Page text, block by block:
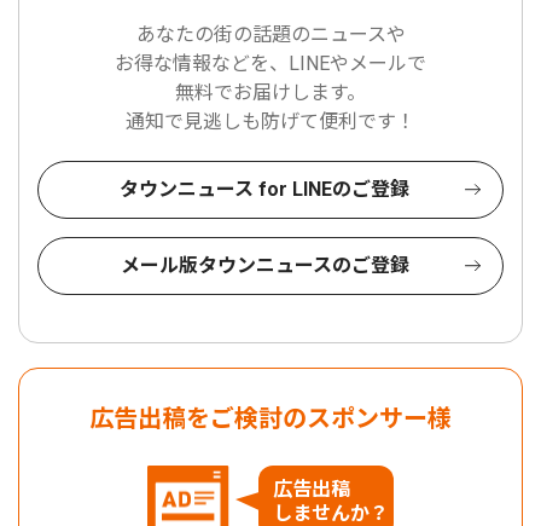
あなたの街の話題のニュースや
お得な情報などを、LINEやメールで
無料でお届けします。
通知で見逃しも防げて便利です！
タウンニュース for LINEのご登録
メール版タウンニュースのご登録
広告出稿をご検討のスポンサー様
広告出稿
しませんか？